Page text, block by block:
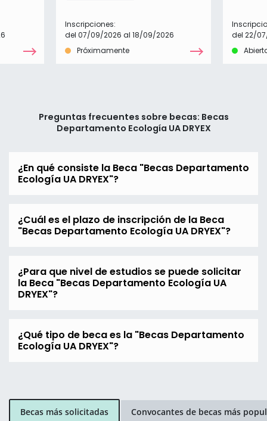
Inscripciones:
del 07/09/2026 al 18/09/2026
Próximamente
del 22/
Preguntas frecuentes sobre becas: Becas
Departamento Ecología UA DRYEX
¿En qué consiste la Beca "Becas Departamento
Ecología UA DRYEX"?
¿Cuál es el plazo de inscripción de la Beca
"Becas Departamento Ecología UA DRYEX"?
¿Para que nivel de estudios se puede solicitar
la Beca "Becas Departamento Ecología UA
DRYEX"?
¿Qué tipo de beca es la "Becas Departamento
Ecología UA DRYEX"?
Becas más solicitadas Convocantes de becas más